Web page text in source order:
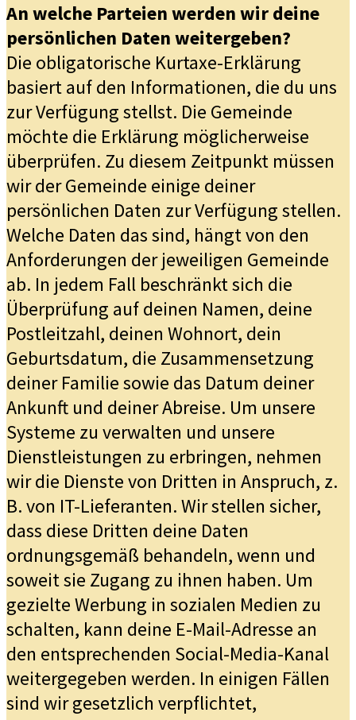
An welche Parteien werden wir deine
persönlichen Daten weitergeben?
Die obligatorische Kurtaxe-Erklärung
basiert auf den Informationen, die du uns
zur Verfügung stellst. Die Gemeinde
möchte die Erklärung möglicherweise
überprüfen. Zu diesem Zeitpunkt müssen
wir der Gemeinde einige deiner
persönlichen Daten zur Verfügung stellen.
Welche Daten das sind, hängt von den
Anforderungen der jeweiligen Gemeinde
ab. In jedem Fall beschränkt sich die
Überprüfung auf deinen Namen, deine
Postleitzahl, deinen Wohnort, dein
Geburtsdatum, die Zusammensetzung
deiner Familie sowie das Datum deiner
Ankunft und deiner Abreise. Um unsere
Systeme zu verwalten und unsere
Dienstleistungen zu erbringen, nehmen
wir die Dienste von Dritten in Anspruch, z.
B. von IT-Lieferanten. Wir stellen sicher,
dass diese Dritten deine Daten
ordnungsgemäß behandeln, wenn und
soweit sie Zugang zu ihnen haben. Um
gezielte Werbung in sozialen Medien zu
schalten, kann deine E-Mail-Adresse an
den entsprechenden Social-Media-Kanal
weitergegeben werden. In einigen Fällen
sind wir gesetzlich verpflichtet,